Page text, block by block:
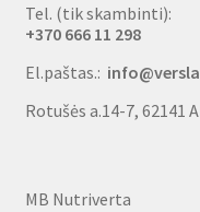
Tel. (tik skambinti):
+370 666 11 298
El.paštas.:
Rotušės a.14-7, 62141
MB Nutriverta